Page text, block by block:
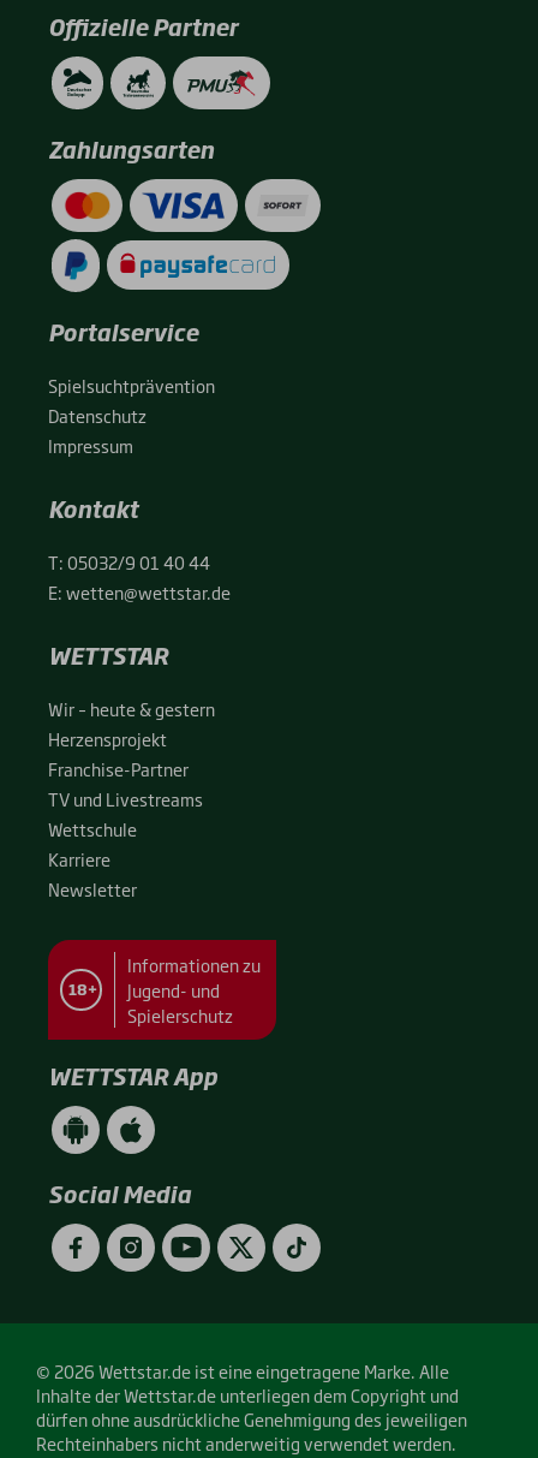
Offizielle Partner
Zahlungsarten
Portalservice
Spiel­sucht­prä­ven­ti­on
Daten­schutz
Impres­sum
Kontakt
T:05032/9 01 40 44
E:wetten@wettstar.de
WETTSTAR
Wir – heu­te & ges­tern
Her­zens­pro­jekt
Fran­chise-Par­t­­ner
TV und Live­streams
Wett­schu­le
Kar­rie­re
News­let­ter
18+
Informationen zu
Jugend- und
Spielerschutz
WETTSTAR App
WETTSTAR
App
(Android
/
Google
Play)
WETTSTAR
App
(Apple
/
App
Store)
Social Media
FacebookInstagramYouTubeTwitterTikTok
© 2026 Wettstar.de ist eine eingetragene Marke. Alle
Inhalte der Wettstar.de unterliegen dem Copyright und
dürfen ohne ausdrückliche Genehmigung des jeweiligen
Rechteinhabers nicht anderweitig verwendet werden.